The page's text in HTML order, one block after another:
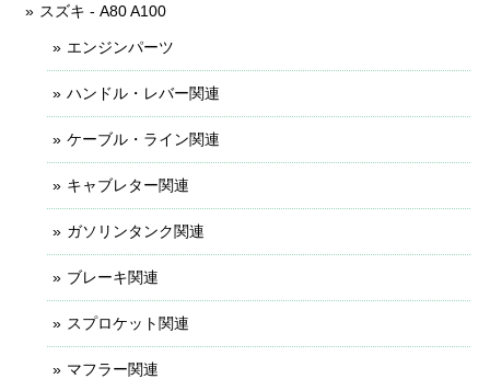
スズキ - A80 A100
エンジンパーツ
ハンドル・レバー関連
ケーブル・ライン関連
キャブレター関連
ガソリンタンク関連
ブレーキ関連
スプロケット関連
マフラー関連